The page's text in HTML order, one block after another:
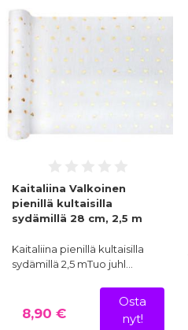
Kaitaliina Valkoinen
pienillä kultaisilla
sydämillä 28 cm, 2,5 m
Kaitaliina pienillä kultaisilla
sydämillä 2,5 mTuo juhl…
8,90 €
Osta
nyt!